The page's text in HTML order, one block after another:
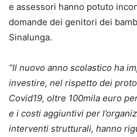
e assessori hanno potuto
domande dei genitori dei
Sinalunga.
“Il nuovo anno scolastico ha
investire, nel rispetto dei
Covid19, oltre 100mila euro
e i costi aggiuntivi per
interventi strutturali, hanno